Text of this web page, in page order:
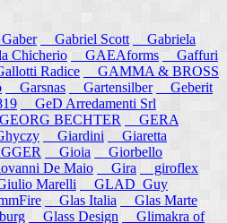
Gabriel Scott
Gabriela
Chicherio GAEAforms
Gaffuri
Radice
GAMMA & BROSS
Garsnas Gartensilber
Geberit
GeD Arredamenti Srl
BECHTER
GERA
Giardini
Giaretta
Gioia
Giorbello
De Maio Gira
giroflex
Marelli
GLAD_Guy
Glas Italia
Glas Marte
Glass Design
Glimakra of